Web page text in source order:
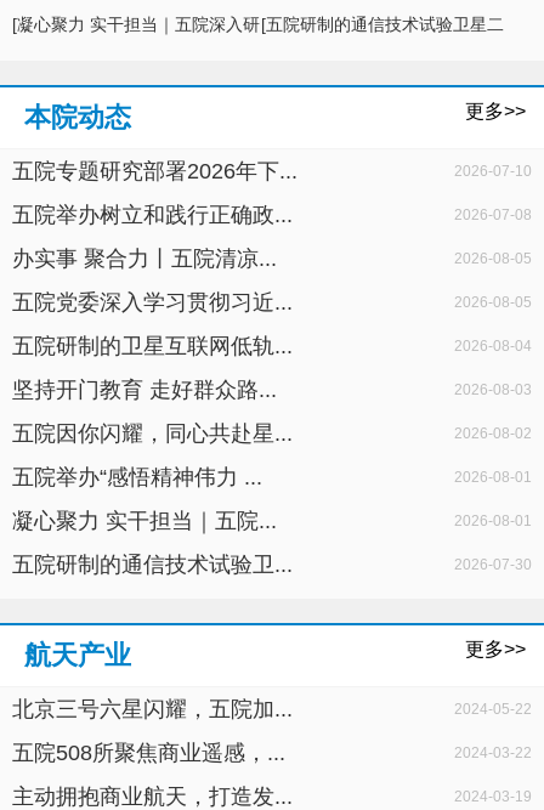
五院举办20... ]
代相传”暨... ]
[凝心聚力 实干担当｜五院深入研[五院研制的通信技术试验卫星二
本院动态 更多>>
五院专题研究部署2026年下... 2026-07-10
五院举办树立和践行正确政... 2026-07-08
办实事 聚合力丨五院清凉... 2026-08-05
五院党委深入学习贯彻习近... 2026-08-05
五院研制的卫星互联网低轨... 2026-08-04
坚持开门教育 走好群众路... 2026-08-03
五院因你闪耀，同心共赴星... 2026-08-02
五院举办“感悟精神伟力 ... 2026-08-01
凝心聚力 实干担当｜五院... 2026-08-01
五院研制的通信技术试验卫... 2026-07-30
航天产业 更多>>
北京三号六星闪耀，五院加... 2024-05-22
五院508所聚焦商业遥感，... 2024-03-22
主动拥抱商业航天，打造发... 2024-03-19